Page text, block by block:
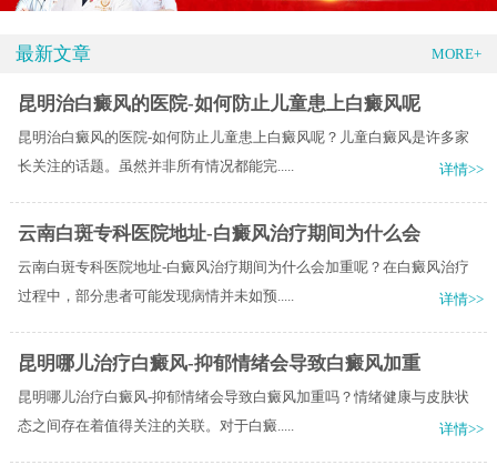
最新文章 MORE+
昆明治白癜风的医院-如何防止儿童患上白癜风呢
昆明治白癜风的医院-如何防止儿童患上白癜风呢？儿童白癜风是许多家
长关注的话题。虽然并非所有情况都能完.....
详情>>
云南白斑专科医院地址-白癜风治疗期间为什么会
云南白斑专科医院地址-白癜风治疗期间为什么会加重呢？在白癜风治疗
过程中，部分患者可能发现病情并未如预.....
详情>>
昆明哪儿治疗白癜风-抑郁情绪会导致白癜风加重
昆明哪儿治疗白癜风-抑郁情绪会导致白癜风加重吗？情绪健康与皮肤状
态之间存在着值得关注的关联。对于白癜.....
详情>>